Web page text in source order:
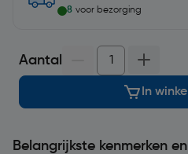
8 voor bezorging
Aantal
In
Belangrijkste kenmerken